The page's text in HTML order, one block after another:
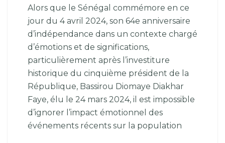
Alors que le Sénégal commémore en ce
jour du 4 avril 2024, son 64e anniversaire
d’indépendance dans un contexte chargé
d’émotions et de significations,
particulièrement après l’investiture
historique du cinquième président de la
République, Bassirou Diomaye Diakhar
Faye, élu le 24 mars 2024, il est impossible
d’ignorer l’impact émotionnel des
événements récents sur la population